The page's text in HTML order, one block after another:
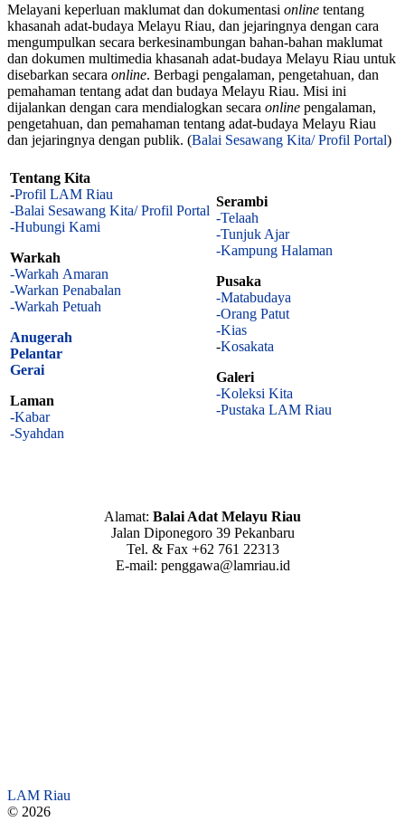
Melayani keperluan maklumat dan dokumentasi online tentang
khasanah adat-budaya Melayu Riau, dan jejaringnya dengan cara
mengumpulkan secara berkesinambungan bahan-bahan maklumat
dan dokumen multimedia khasanah adat-budaya Melayu Riau untuk
disebarkan secara online. Berbagi pengalaman, pengetahuan, dan
pemahaman tentang adat dan budaya Melayu Riau. Misi ini
dijalankan dengan cara mendialogkan secara online pengalaman,
pengetahuan, dan pemahaman tentang adat-budaya Melayu Riau
dan jejaringnya dengan publik. (Balai Sesawang Kita/ Profil Portal)
Tentang Kita
-Profil LAM Riau
-Balai Sesawang Kita/ Profil Portal
-Hubungi Kami
Warkah
-Warkah Amaran
-Warkan Penabalan
-Warkah Petuah
Anugerah
Pelantar
Gerai
Laman
-Kabar
-Syahdan
Serambi
-Telaah
-Tunjuk Ajar
-Kampung Halaman
Pusaka
-Matabudaya
-Orang Patut
-Kias
-Kosakata
Galeri
-Koleksi Kita
-Pustaka LAM Riau
Alamat: Balai Adat Melayu Riau
Jalan Diponegoro 39 Pekanbaru
Tel. & Fax +62 761 22313
E-mail: penggawa@lamriau.id
LAM Riau
© 2026